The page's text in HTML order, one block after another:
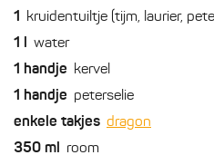
1 kruidentuiltje (tijm, laurier,
1 l water
1 handje kervel
1 handje peterselie
enkele takjes dragon
350 ml room